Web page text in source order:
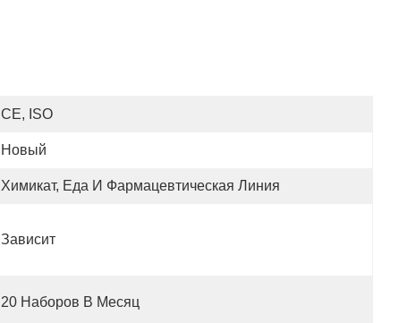
CE, ISO
Новый
Химикат, Еда И Фармацевтическая Линия
Зависит
20 Наборов В Месяц